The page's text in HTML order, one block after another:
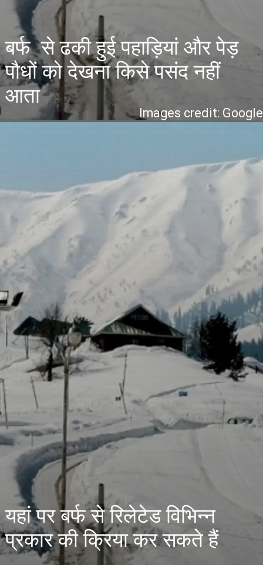
बर्फ से ढकी हुई पहाड़ियां और पेड़
पौधों को देखना किसे पसंद नहीं
आता
Images credit: Google
यहां पर बर्फ से रिलेटेड विभिन्न
प्रकार की क्रिया कर सकते हैं